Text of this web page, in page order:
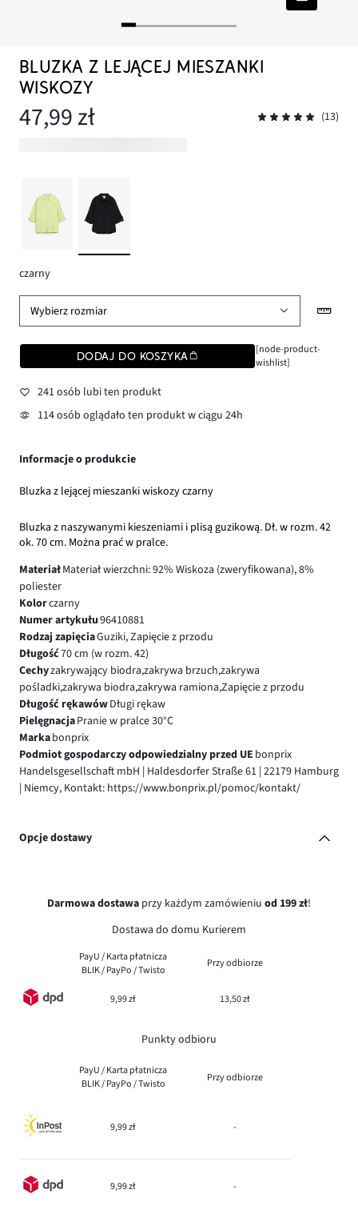
BLUZKA Z LEJĄCEJ MIESZANKI
WISKOZY
47,99 zł (13)
czarny
Wybierz rozmiar
DODAJ DO KOSZYKA
[node-product-
wishlist]
241 osób lubi ten produkt
114 osób oglądało ten produkt w ciągu 24h
Informacje o produkcie
Bluzka z lejącej mieszanki wiskozy czarny
Bluzka z naszywanymi kieszeniami i plisą guzikową. Dł. w rozm. 42
ok. 70 cm. Można prać w pralce.
MateriałMateriał wierzchni: 92% Wiskoza (zweryfikowana), 8%
poliester
Kolorczarny
Numer artykułu96410881
Rodzaj zapięciaGuziki, Zapięcie z przodu
Długość70 cm (w rozm. 42)
Cechyzakrywający biodra,zakrywa brzuch,zakrywa
pośladki,zakrywa biodra,zakrywa ramiona,Zapięcie z przodu
Długość rękawówDługi rękaw
PielęgnacjaPranie w pralce 30°C
Markabonprix
Podmiot gospodarczy odpowiedzialny przed UE bonprix
Handelsgesellschaft mbH | Haldesdorfer Straße 61 | 22179 Hamburg
| Niemcy, Kontakt: https://www.bonprix.pl/pomoc/kontakt/
Opcje dostawy
Darmowa dostawa przy każdym zamówieniu od 199 zł!
Dostawa do domu Kurierem
PayU / Karta płatnicza
BLIK / PayPo / Twisto
Przy odbiorze
9,99 zł 13,50 zł
Punkty odbioru
PayU / Karta płatnicza
BLIK / PayPo / Twisto
Przy odbiorze
9,99 zł -
9,99 zł -